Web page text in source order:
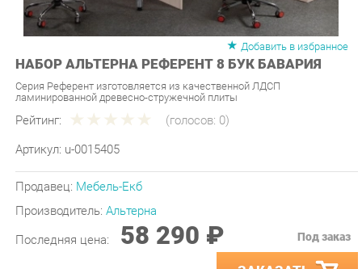
Добавить в избранное
НАБОР АЛЬТЕРНА РЕФЕРЕНТ 8 БУК БАВАРИЯ
Серия Референт изготовляется из качественной ЛДСП
ламинированной древесно-стружечной плиты
Рейтинг: (голосов:0)
Артикул: u-0015405
Производитель:Альтерна
Последняя цена: 58 290 ₽
- ЗАКАЗАТЬ